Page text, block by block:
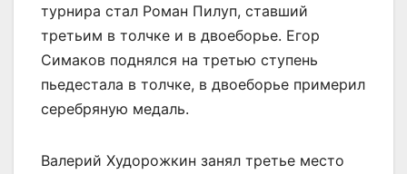
турнира стал Роман Пилуп, ставший
третьим в толчке и в двоеборье. Егор
Симаков поднялся на третью ступень
пьедестала в толчке, в двоеборье примерил
серебряную медаль.
Валерий Худорожкин занял третье место